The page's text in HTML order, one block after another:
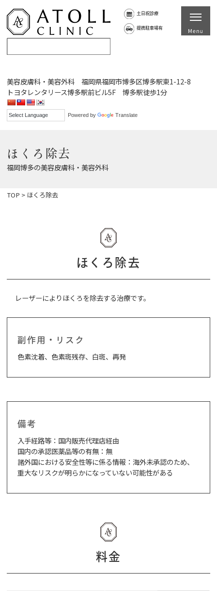
Powered by Translate
土日祝診療
提携駐車場有
美容皮膚科・美容外科 福岡県福岡市博多区博多駅東1-12-8
トヨタレンタリース博多駅前ビル5F 博多駅徒歩1分
ほくろ除去
福岡博多の美容皮膚科・美容外科
TOP > ほくろ除去
ほくろ除去
レーザーによりほくろを除去する治療です。
副作用・リスク
色素沈着、色素斑残存、白斑、再発
備考
入手経路等：国内販売代理店経由
国内の承認医薬品等の有無：無
諸外国における安全性等に係る情報：海外未承認のため、
重大なリスクが明らかになっていない可能性がある
料金